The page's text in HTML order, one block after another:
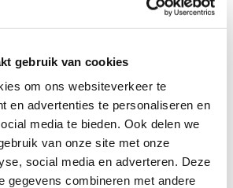
gebruik van cookies
om ons websiteverkeer te
en advertenties te personaliseren en
media te bieden. Ook delen we
van onze site met onze
social media en adverteren. Deze
gegevens combineren met andere
met oog voor
door te kijken naar